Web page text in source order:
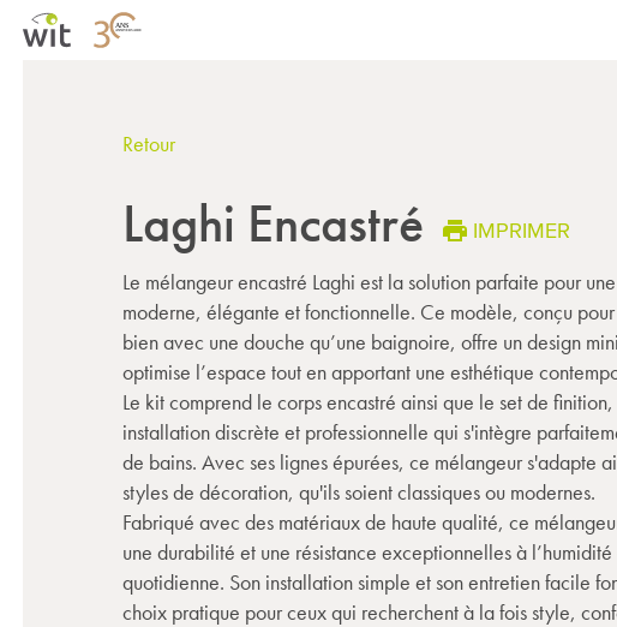
Retour
Laghi Encastré IMPRIMER
Le mélangeur encastré Laghi est la solution parfaite pour
moderne, élégante et fonctionnelle. Ce modèle, conçu
bien avec une douche qu’une baignoire, offre un design
optimise l’espace tout en apportant une esthétique
Le kit comprend le corps encastré ainsi que le set de finition,
installation discrète et professionnelle qui s'intègre
de bains. Avec ses lignes épurées, ce mélangeur s'adapte
styles de décoration, qu'ils soient classiques ou modernes.
Fabriqué avec des matériaux de haute qualité, ce
une durabilité et une résistance exceptionnelles à l’humidité
quotidienne. Son installation simple et son entretien facile
choix pratique pour ceux qui recherchent à la fois style,